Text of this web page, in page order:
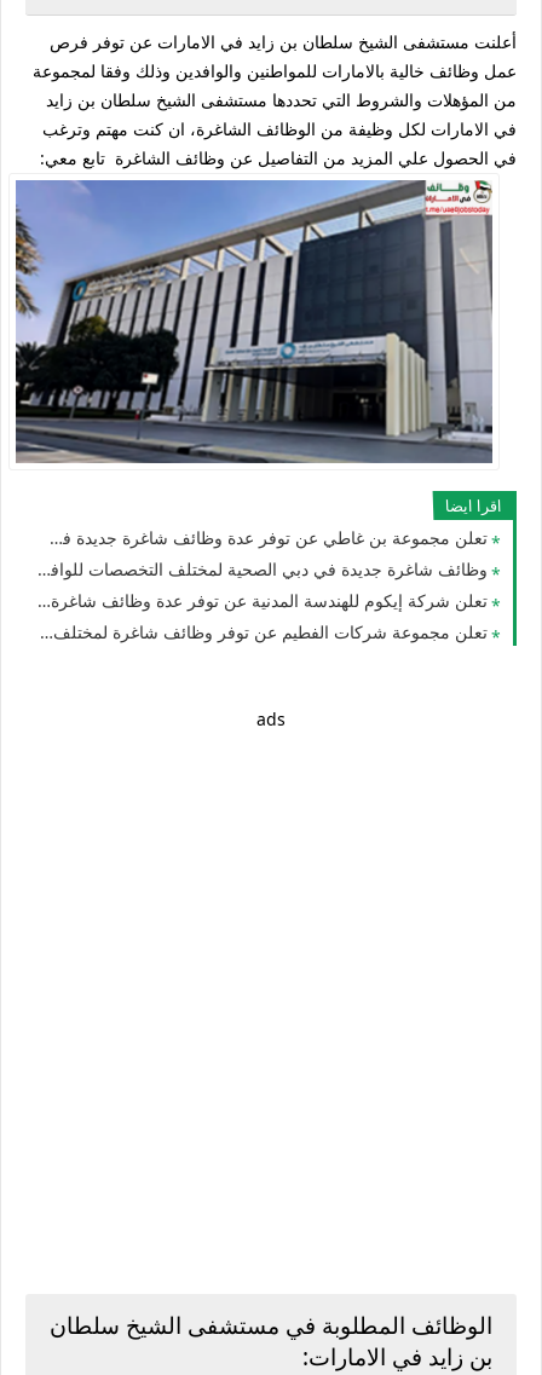
أعلنت مستشفى الشيخ سلطان بن زايد في الامارات عن توفر فرص
عمل وظائف خالية بالامارات للمواطنين والوافدين وذلك وفقا لمجموعة
من المؤهلات والشروط التي تحددها مستشفى الشيخ سلطان بن زايد
في الامارات لكل وظيفة من الوظائف الشاغرة، ان كنت مهتم وترغب
في الحصول علي المزيد من التفاصيل عن وظائف الشاغرة تابع معي:
اقرا ايضا
تعلن مجموعة بن غاطي عن توفر عدة وظائف شاغرة جديدة في مختلف التخصصات برواتب تبدا 3000 درهم في الامارات
وظائف شاغرة جديدة في دبي الصحية لمختلف التخصصات للوافدين والمقيمين والأجانب في الامارات
تعلن شركة إيكوم للهندسة المدنية عن توفر عدة وظائف شاغرة جديدة في مختلف التخصصات في الامارات لعام 2026
تعلن مجموعة شركات الفطيم عن توفر وظائف شاغرة لمختلف التخصصات بدبي وابوظبي لجميع الجنسيات
ads
الوظائف المطلوبة في مستشفى الشيخ سلطان
بن زايد في الامارات: